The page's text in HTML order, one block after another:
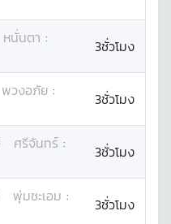
หนั่นตา :
3ชั่วโมง
พวงอภัย :
3ชั่วโมง
ศรีจันทร์ :
3ชั่วโมง
พุ่มชะเอม :
3ชั่วโมง